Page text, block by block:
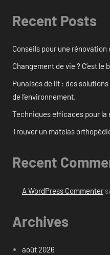
Recent Posts
Conseils pour une
Changement de vie ? C’est
Punaises de lit : des
de l’environnement.
Techniques efficaces pour
Trouver un matelas
Recent
A WordPress Commenter
Archives
août 2026